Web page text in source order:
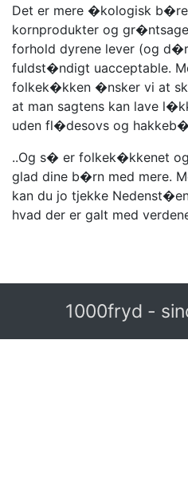
Det er mere �kologisk
kornprodukter og
forhold dyrene lever (og
fuldst�ndigt uacceptable.
folkek�kken �nsker vi at
at man sagtens kan lave
uden fl�desovs og
..Og s� er folkek�kkenet
glad dine b�rn med mere.
kan du jo tjekke
hvad der er galt med
1000fryd -